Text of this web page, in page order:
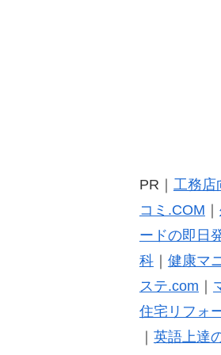
PR｜ 工務店
コミ.COM
ードの即日
科｜ 健康マ
ステ.com
住宅リフォ
英語上達